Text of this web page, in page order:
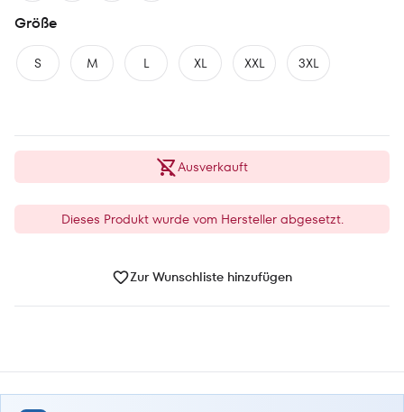
Größe
S M L XL XXL 3XL
Ausverkauft
Dieses Produkt wurde vom Hersteller abgesetzt.
Zur Wunschliste hinzufügen